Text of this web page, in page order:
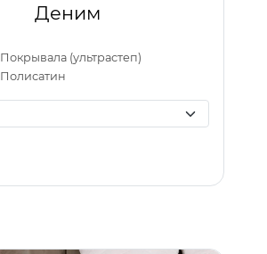
Деним
Покрывала (ультрастеп)
Полисатин